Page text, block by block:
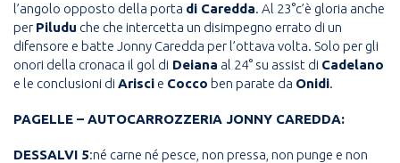
l’angolo opposto della porta di Caredda. Al 23°c’è gloria anche
per Piludu che che intercetta un disimpegno errato di un
difensore e batte Jonny Caredda per l’ottava volta. Solo per gli
onori della cronaca il gol di Deiana al 24° su assist di Cadelano
e le conclusioni di Arisci e Cocco ben parate da Onidi.
PAGELLE – AUTOCARROZZERIA JONNY CAREDDA:
DESSALVI 5:né carne né pesce, non pressa, non punge e non